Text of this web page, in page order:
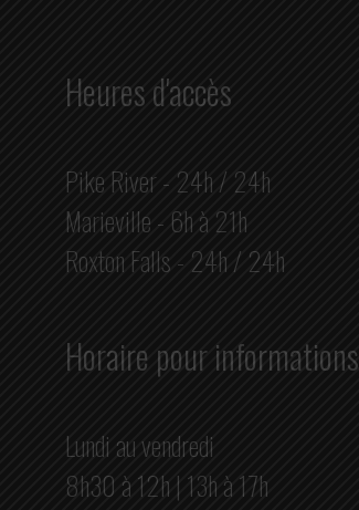
Heures d'accès
Pike River - 24h / 24h
Marieville - 6h à 21h
Roxton Falls - 24h / 24h
Horaire pour informations
Lundi au vendredi
8h30 à 12h | 13h à 17h